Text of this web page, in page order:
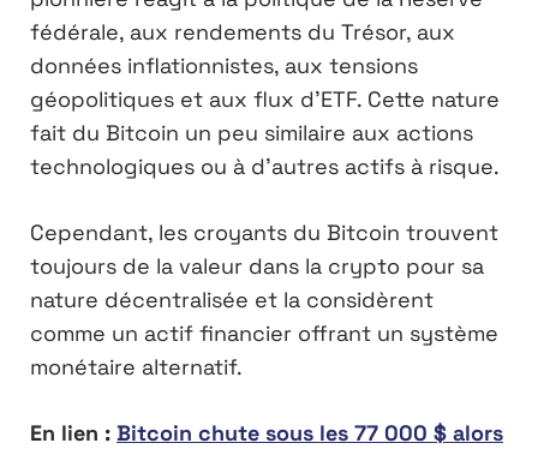
fédérale, aux rendements du Trésor, aux
données inflationnistes, aux tensions
géopolitiques et aux flux d’ETF. Cette nature
fait du Bitcoin un peu similaire aux actions
technologiques ou à d’autres actifs à risque.
Cependant, les croyants du Bitcoin trouvent
toujours de la valeur dans la crypto pour sa
nature décentralisée et la considèrent
comme un actif financier offrant un système
monétaire alternatif.
En lien : Bitcoin chute sous les 77 000 $ alors